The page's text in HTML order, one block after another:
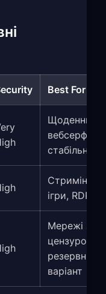
Best For
Щоденний
вебсерфінг,
стабільність
Стримінг,
ігри, RDP
Мережі з
цензурою,
резервний
варіант